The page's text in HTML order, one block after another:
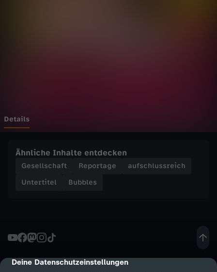
cmp-dialog-description
Deine Datenschutzeinstellungen
e
z
f
t
Details
Ähnliche Inhalte entdecken
Gesellschaft Reportage
aufschlussreich
Untertitel
Bubbles